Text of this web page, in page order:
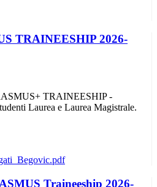
TRAINEESHIP 2026-
TRAINEESHIP -
Laurea e Laurea Magistrale.
Traineeship 2026-